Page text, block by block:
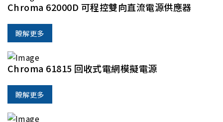
Chroma 62000D 可程控雙向直流電源供應器
瞭解更多
Chroma 61815 回收式電網模擬電源
瞭解更多